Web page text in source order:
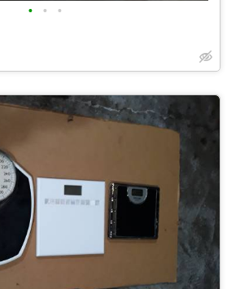
• • •